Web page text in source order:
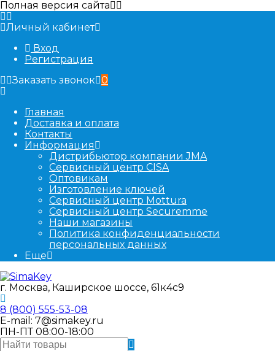
Полная версия сайта
Личный кабинет
Вход
Регистрация
Заказать звонок 0
Главная
Доставка и оплата
Контакты
Информация
Дистрибьютор компании JMA
Сервисный центр CISA
Оптовикам
Изготовление ключей
Сервисный центр Mottura
Сервисный центр Securemme
Наши магазины
Политика конфиденциальности
персональных данных
Еще
г. Москва, Каширское шоссе, 61к4с9
8 (800) 555-53-08
E-mail: 7@simakey.ru
ПН-ПТ 08:00-18:00